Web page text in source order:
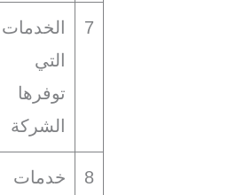
7
الخدمات
التي
توفرها
الشركة
8
خدمات